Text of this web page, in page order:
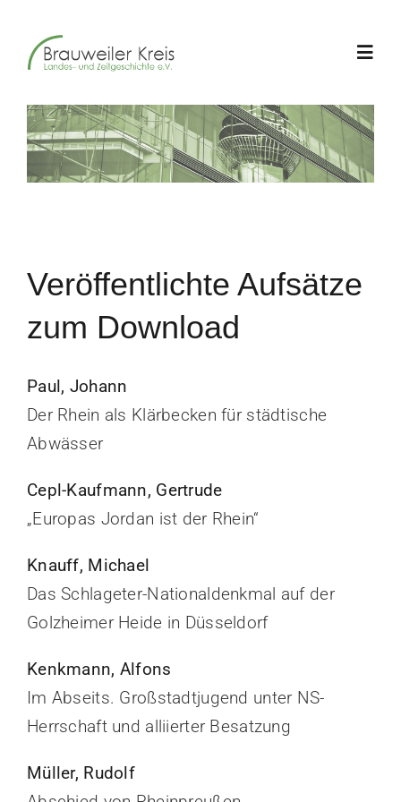
Inhalt
springen
Über uns
Jahrestagungen
Veröffentlichte Aufsätze
zum Download
Paul, Johann
Der Rhein als Klärbecken für städtische
Abwässer
Cepl-Kaufmann, Gertrude
„Europas Jordan ist der Rhein“
Knauff, Michael
Das Schlageter-Nationaldenkmal auf der
Golzheimer Heide in Düsseldorf
Kenkmann, Alfons
Im Abseits. Großstadtjugend unter NS-
Herrschaft und alliierter Besatzung
Müller, Rudolf